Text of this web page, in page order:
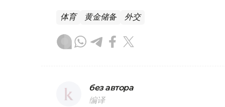
体育 黄金储备 外交
без автора
编译